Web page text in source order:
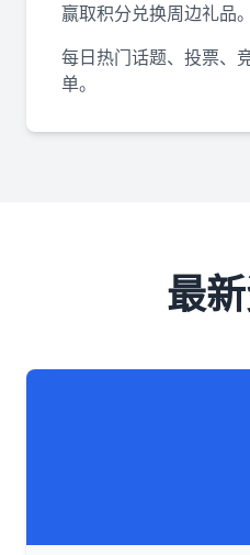
赢取积分兑换周边礼品。
每日热门话题、投票、
单。
最